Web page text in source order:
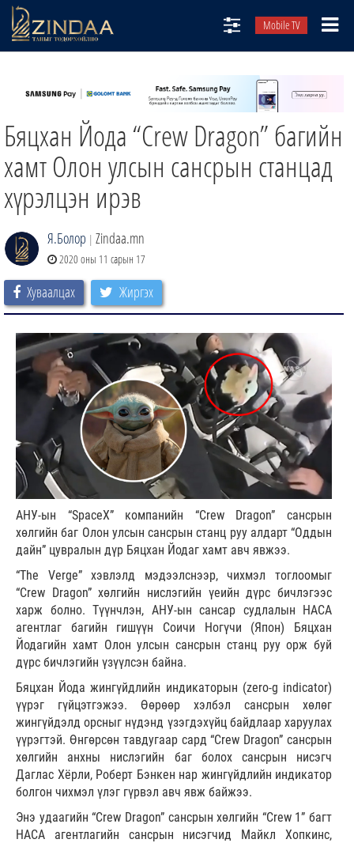
Mobile TV
ТВ8
ӨГЛӨӨНИЙ СОНИН
АУДИО ЗОХИОЛ
Бяцхан Йода “Crew Dragon” багийн
хамт Олон улсын сансрын станцад
хүрэлцэн ирэв
Я.Болор | Zindaa.mn
2020 оны 11 сарын 17
Хуваалцах Жиргэх
АНУ-ын “SpaceX” компанийн “Crew Dragon” сансрын
хөлгийн баг Олон улсын сансрын станц руу алдарт “Оддын
дайн” цувралын дүр Бяцхан Йодаг хамт авч явжээ.
“The Verge” хэвлэлд мэдээлснээр, чихмэл тоглоомыг
“Crew Dragon” хөлгийн нислэгийн үеийн дүрс бичлэгээс
харж болно. Түүнчлэн, АНУ-ын сансар судлалын НАСА
агентлаг багийн гишүүн Соичи Ногүчи (Япон) Бяцхан
Йодагийн хамт Олон улсын сансрын станц руу орж буй
дүрс бичлэгийн үзүүлсэн байна.
Бяцхан Йода жингүйдлийн индикаторын (zero-g indicator)
үүрэг гүйцэтгэжээ. Өөрөөр хэлбэл сансрын хөлөг
жингүйдэлд орсныг нүдэнд үзэгдэхүйц байдлаар харуулах
үүрэгтэй. Өнгөрсөн тавдугаар сард “Crew Dragon” сансрын
хөлгийн анхны нислэгийн баг болох сансрын нисэгч
Даглас Хёрли, Роберт Бэнкен нар жингүйдлийн индикатор
болгон чихмэл үлэг гүрвэл авч явж байжээ.
Энэ удаагийн “Crew Dragon” сансрын хөлгийн “Crew 1” багт
НАСА агентлагийн сансрын нисэгчид Майкл Хопкинс,